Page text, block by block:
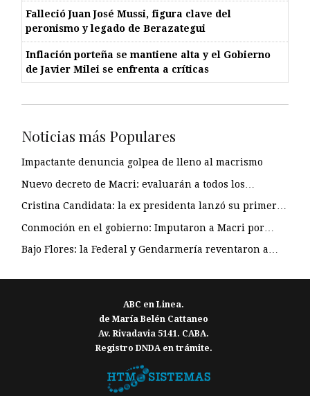
Falleció Juan José Mussi, figura clave del
peronismo y legado de Berazategui
Inflación porteña se mantiene alta y el Gobierno
de Javier Milei se enfrenta a críticas
Noticias más Populares
Impactante denuncia golpea de lleno al macrismo
Nuevo decreto de Macri: evaluarán a todos los…
Cristina Candidata: la ex presidenta lanzó su primer…
Conmoción en el gobierno: Imputaron a Macri por…
Bajo Flores: la Federal y Gendarmería reventaron a…
ABC en Linea.
de María Belén Cattaneo
Av. Rivadavia 5141. CABA.
Registro DNDA en trámite.